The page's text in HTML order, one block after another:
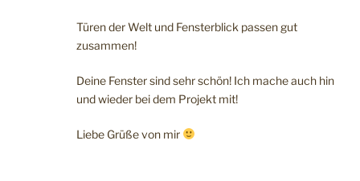
Türen der Welt und Fensterblick passen gut
zusammen!
Deine Fenster sind sehr schön! Ich mache auch hin
und wieder bei dem Projekt mit!
Liebe Grüße von mir